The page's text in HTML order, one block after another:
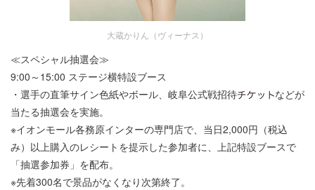
大蔵かりん（ヴィーナス）
≪スペシャル抽選会≫
9:00～15:00 ステージ横特設ブース
・選手の直筆サイン色紙やボール、岐阜公式戦招待
などが
当たる抽選会を実施。
※イオンモール各務原インターの専門店で、当日2,000円（税込
み）以上購入のレシートを提示した参加者に、上記特設ブースで
「抽選参加券」を配布。
※先着300名で景品がなくなり次第終了。